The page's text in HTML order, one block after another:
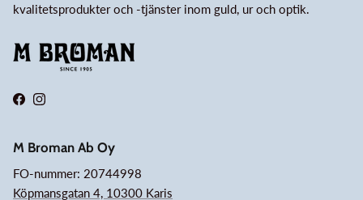
kvalitetsprodukter och -tjänster inom guld, ur och optik.
FacebookInstagram
M Broman Ab Oy
FO-nummer: 20744998
Köpmansgatan 4, 10300 Karis